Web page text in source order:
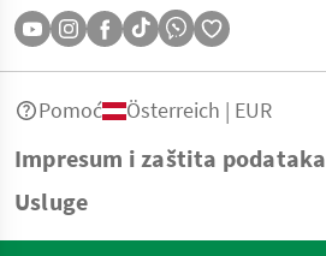
Impresum i zaštita podataka
Usluge
Pomoć Österreich | EUR